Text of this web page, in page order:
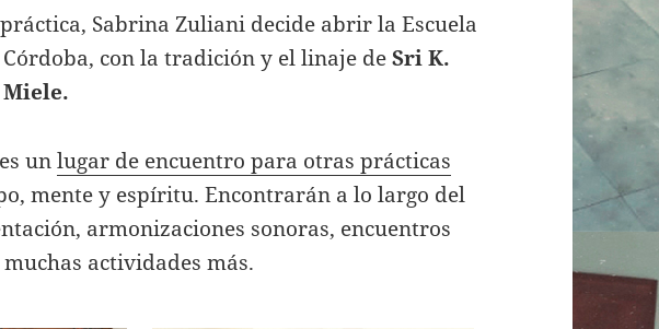
Sabrina Zuliani decide abrir la Escuela
Córdoba, con la tradición y el linaje deSri K.
unlugar de encuentro para otras prácticas
mente y espíritu. Encontrarán a lo largo del
armonizaciones sonoras, encuentros
actividades más.